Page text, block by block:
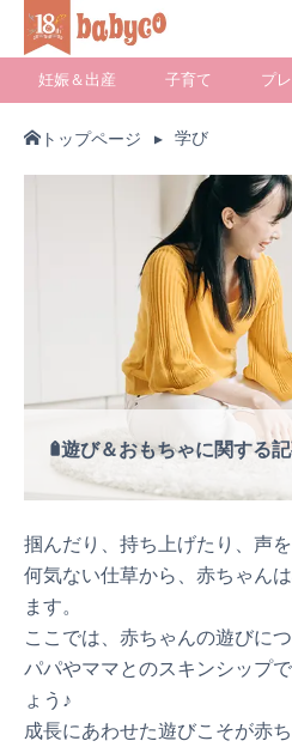
妊娠＆出産 子育て プ
トップページ 学び
遊び＆おもちゃに関する
掴んだり、持ち上げたり、声を
何気ない仕草から、赤ちゃん
ます。
ここでは、赤ちゃんの遊びに
パパやママとのスキンシップ
ょう♪
成長にあわせた遊びこそが赤
妊娠＆出産 子育て